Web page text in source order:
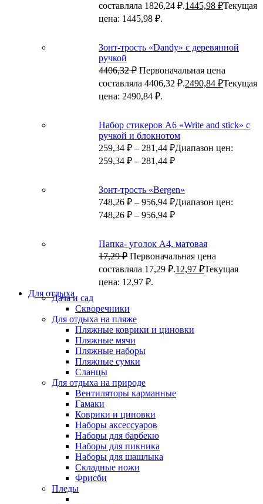
составляла 1826,24 ₽.1445,98 ₽Текущая
цена: 1445,98 ₽.
Зонт-трость «Dandy» с деревянной
ручкой
4406,32₽ Первоначальная цена
составляла 4406,32 ₽.2490,84 ₽Текущая
цена: 2490,84 ₽.
Набор стикеров А6 «Write and stick» с
ручкой и блокнотом
259,34 ₽ – 281,44 ₽Диапазон цен:
259,34 ₽ – 281,44 ₽
Зонт-трость «Bergen»
748,26 ₽ – 956,94 ₽Диапазон цен:
748,26 ₽ – 956,94 ₽
Папка- уголок А4, матовая
17,29₽ Первоначальная цена
составляла 17,29 ₽.12,97 ₽Текущая
цена: 12,97 ₽.
Для отдыха
Дача и сад
Скворечники
Для отдыха на пляже
Пляжные коврики и циновки
Пляжные мячи
Пляжные наборы
Пляжные сумки
Сланцы
Для отдыха на природе
Вентиляторы карманные
Гамаки
Коврики и циновки
Наборы аксессуаров
Наборы для барбекю
Наборы для пикника
Наборы для шашлыка
Складные ножи
Фрисби
Пледы